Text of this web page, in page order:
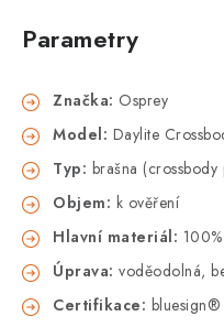
Parametry
Značka: Osprey
Model: Daylite
Typ: brašna (crossbody
Objem: k ověření
Hlavní materiál:
Úprava: voděodolná,
Certifikace: bluesign®